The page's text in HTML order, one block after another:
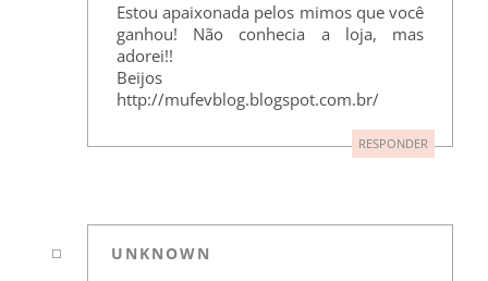
Estou apaixonada pelos mimos que você
ganhou! Não conhecia a loja, mas
adorei!!
Beijos
http://mufevblog.blogspot.com.br/
RESPONDER
UNKNOWN